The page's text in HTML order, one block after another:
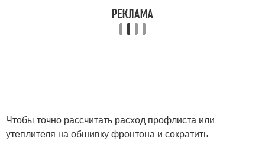
Чтобы точно рассчитать расход профлиста или
утеплителя на обшивку фронтона и сократить